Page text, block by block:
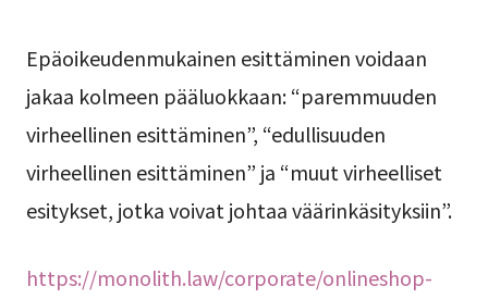
Epäoikeudenmukainen esittäminen voidaan
jakaa kolmeen pääluokkaan: “paremmuuden
virheellinen esittäminen”, “edullisuuden
virheellinen esittäminen” ja “muut virheelliset
esitykset, jotka voivat johtaa väärinkäsityksiin”.
https://monolith.law/corporate/onlineshop-